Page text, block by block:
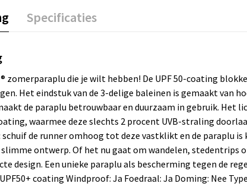
Specificaties
zomerparaplu die je wilt hebben! De UPF 50-coating
Het eindstuk van de 3-delige baleinen is gemaakt van
de paraplu betrouwbaar en duurzaam in gebruik. Het
waarmee deze slechts 2 procent UVB-straling
schuif de runner omhoog tot deze vastklikt en de paraplu
ontwerp. Of het nu gaat om wandelen, stedentrips
design. Een unieke paraplu als bescherming tegen de
coating Windproof: Ja Foedraal: Ja Doming: Nee